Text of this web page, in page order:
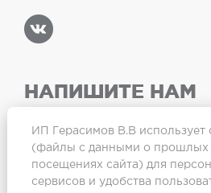
НАПИШИТЕ НАМ
ИП Герасимов В.В использует
(файлы с данными о прошлых
посещениях сайта) для
сервисов и удобства